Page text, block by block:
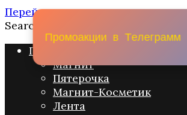
Перейти к содержанию
Search for:
Промо акции
Магнит
Пятерочка
Магнит-Косметик
Лента
Промоакции в Телеграмм